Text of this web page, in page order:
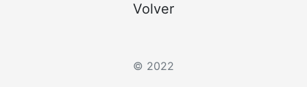
Volver
© 2022